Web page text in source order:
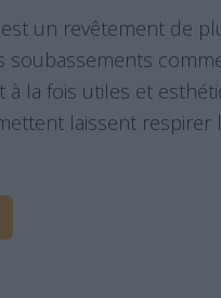
un revêtement de
soubassements
à la fois utiles et
laissent